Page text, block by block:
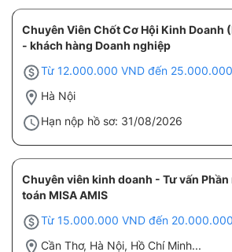
Chuyên Viên Chốt Cơ Hội Kinh Doanh
- khách hàng Doanh nghiệp
Từ 12.000.000 VND đến
Hà Nội
Hạn nộp hồ sơ: 31/08/2026
Chuyên viên kinh doanh - Tư vấn Phần
toán MISA AMIS
Từ 15.000.000 VND đến
Cần Thơ, Hà Nội, Hồ Chí Minh...